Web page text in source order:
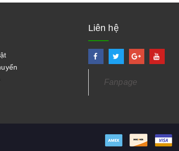
Liên hệ
Fanpage